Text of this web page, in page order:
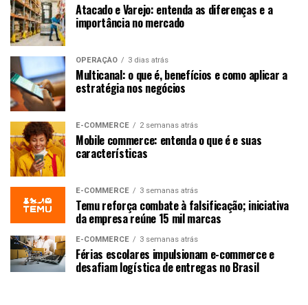
Atacado e Varejo: entenda as diferenças e a
importância no mercado
OPERAÇÃO 3 dias atrás
Multicanal: o que é, benefícios e como aplicar a
estratégia nos negócios
E-COMMERCE 2 semanas atrás
Mobile commerce: entenda o que é e suas
características
E-COMMERCE 3 semanas atrás
Temu reforça combate à falsificação; iniciativa
da empresa reúne 15 mil marcas
E-COMMERCE 3 semanas atrás
Férias escolares impulsionam e-commerce e
desafiam logística de entregas no Brasil